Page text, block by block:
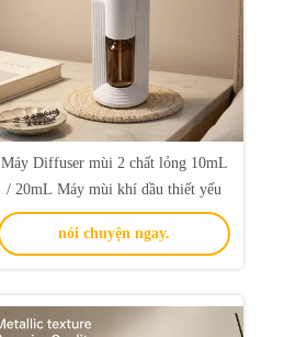
Máy Diffuser mùi 2 chất lỏng 10mL
/ 20mL Máy mùi khí dầu thiết yếu
nói chuyện ngay.